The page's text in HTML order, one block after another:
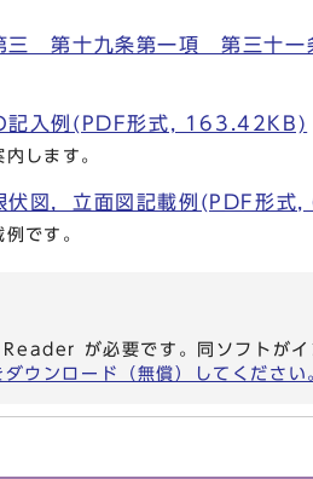
三 第十九条第一項 第三十
記入例(PDF形式, 163.42KB)
します。
伏図，立面図記載例(PDF形
です。
が必要です。同ソフトがイ
ンロード（無償）してください